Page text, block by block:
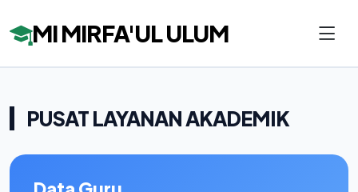
MI MIRFA'UL ULUM
PUSAT LAYANAN AKADEMIK